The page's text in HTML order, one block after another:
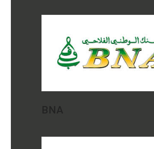
BNA